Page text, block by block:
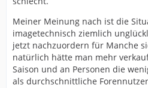
Meiner Meinung nach ist die
imagetechnisch ziemlich
jetzt nachzuordern für Manche
natürlich hätte man mehr
Saison und an Personen die
als durchschnittliche